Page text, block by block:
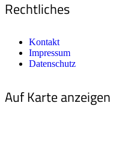
Rechtliches
Kontakt
Impressum
Datenschutz
Auf Karte anzeigen